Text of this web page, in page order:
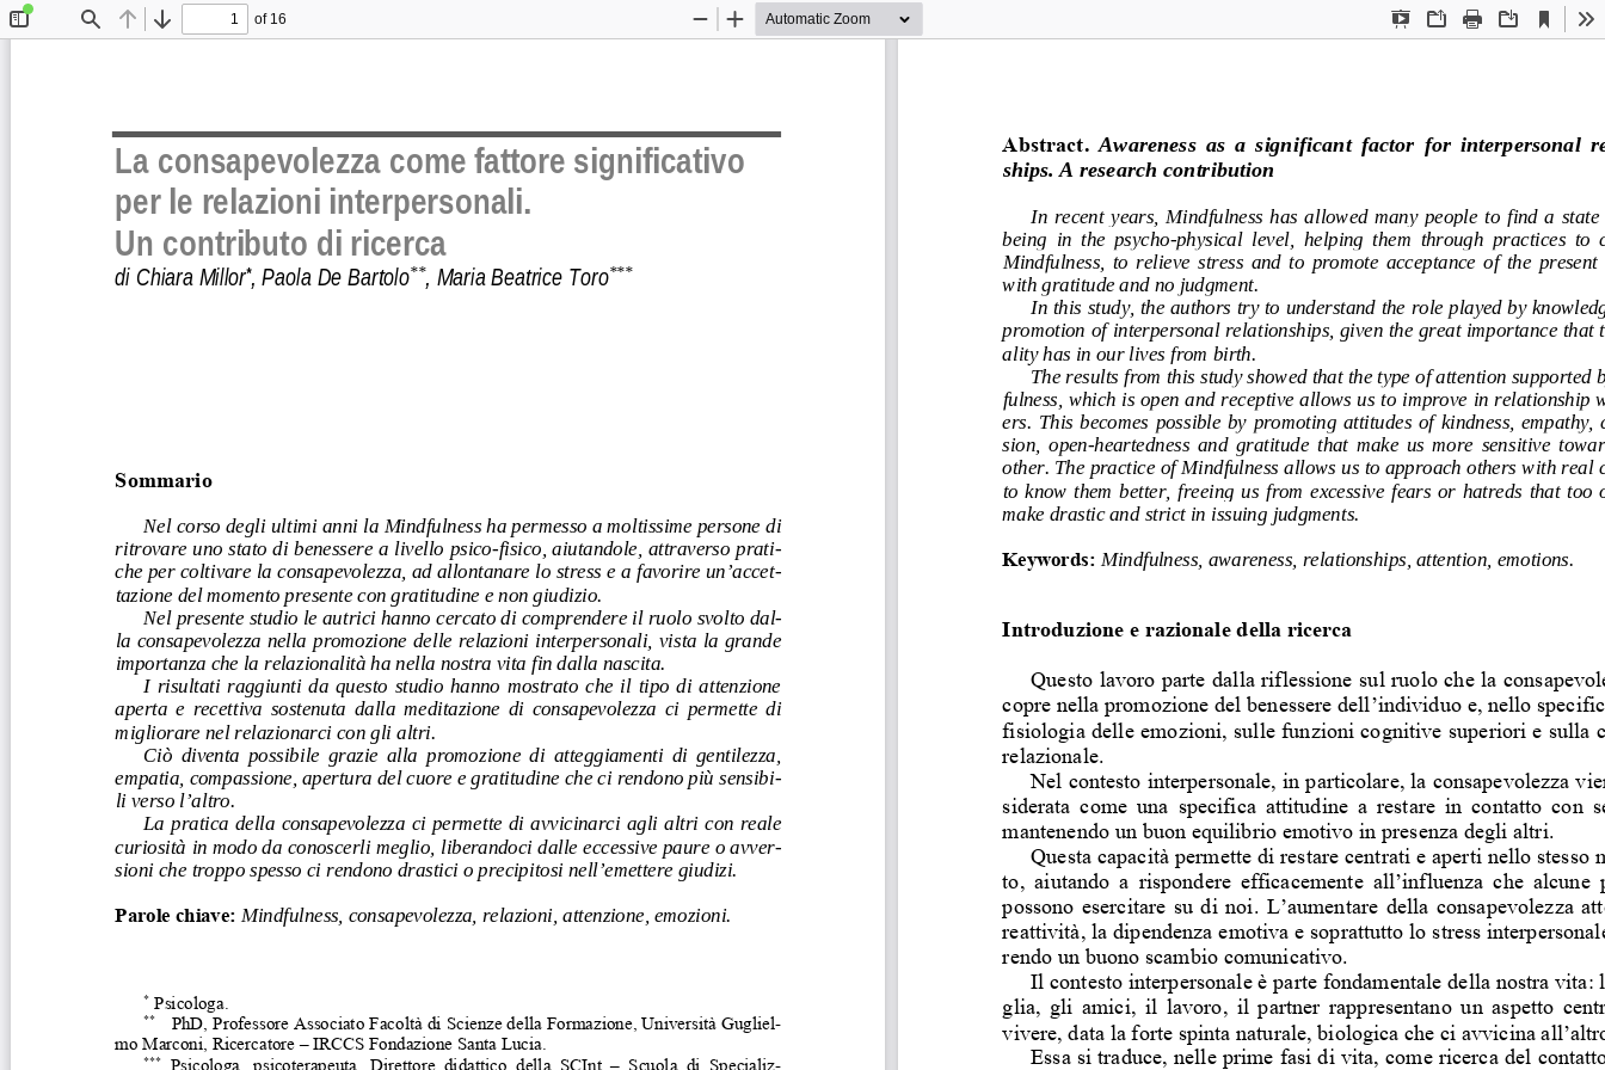
Find Previous
Next
of 16
Presentation
OpenPrint Download
Current
View
Zoom
Zoom
La consapevolezza come fattore significativo
per le relazioni interpersonali.
Un contributo di ricerca
di Chiara Millor*, Paola De Bartolo**, Maria Beatrice Toro***
Sommario
Nel corso degli ultimi anni la Mindfulness ha permesso a moltissime persone di
ritrovare uno stato di benessere a livello psico-fisico, aiutandole, attraverso prati-
che per coltivare la consapevolezza, ad allontanare lo stress e a favorire un’accet-
tazione del momento presente con gratitudine e non giudizio.
Nel presente studio le autrici hanno cercato di comprendere il ruolo svolto dal-
la consapevolezza nella promozione delle relazioni interpersonali, vista la grande
importanza che la relazionalità ha nella nostra vita fin dalla nascita.
I  risultati  raggiunti  da  questo  studio  hanno  mostrato  che  il  tipo  di  attenzione
aperta  e  recettiva  sostenuta  dalla  meditazione  di  consapevolezza  ci  permette  di
migliorare nel relazionarci con gli altri.
Ciò  diventa  possibile  grazie  alla  promozione  di  atteggiamenti  di  gentilezza,
empatia, compassione, apertura del cuore e gratitudine che ci rendono più sensibi-
li verso l’altro.
La  pratica  della  consapevolezza  ci  permette  di  avvicinarci  agli  altri  con  reale
curiosità in modo da conoscerli meglio, liberandoci dalle eccessive paure o avver-
sioni che troppo spesso ci rendono drastici o precipitosi nell’emettere giudizi.
Parole chiave: Mindfulness, consapevolezza, relazioni, attenzione, emozioni.
* Psicologa.
**
  PhD, Professore Associato Facoltà di Scienze della Formazione,
Università Gugliel-
mo Marconi, Ricercatore ‒ IRCCS Fondazione Santa Lucia.
***
  Psicologa,  psicoterapeuta,  Direttore  didattico  della  SCInt  ‒  S
cuola  di  Specializ-
Abstract. Awareness  as  a  significant  factor  for  interpersonal
ships. A research contribution
In  recent  years,  Mindfulness  has  allowed  many  people  to  find  a
being  in  the  psycho-physical  level,  helping  them  through  practices  to
Mindfulness,  to  relieve  stress  and  to  promote  acceptance  of  the
with gratitude and no judgment.
In this study, the authors try to understand the role played by
promotion of interpersonal relationships, given the great importance that
ality has in our lives from birth.
The results from this study showed that the type of attention supported
fulness, which is open and receptive allows us to improve in relationship
ers.  This  becomes  possible  by  promoting  attitudes  of  kindness,  empathy,
sion,  open-heartedness  and  gratitude  that  make  us  more  sensitive
other. The practice of Mindfulness allows us to approach others with
to  know  them  better,  freeing  us  from  excessive  fears  or  hatreds  that  too
make drastic and strict in issuing judgments.
Keywords: Mindfulness, awareness, relationships, attention, emotions.
Introduzione e razionale della ricerca
Questo lavoro parte dalla riflessione sul ruolo che la
copre nella promozione del benessere dell’individuo e, nello sp
fisiologia delle emozioni, sulle funzioni cognitive superiori e sulla
relazionale.
Nel contesto interpersonale, in particolare, la consapevolezza
siderata  come  una  specifica  attitudine  a  restare  in  contatto  con
mantenendo un buon equilibrio emotivo in presenza degli altri.
Questa capacità permette di restare centrati e aperti nello stesso
to,  aiutando  a  rispondere  efficacemente  all’influenza  che  alcune
possono esercitare su di noi. L’aumentare della consapevolezza
reattività, la dipendenza emotiva e soprattutto lo stress inter
rendo un buono scambio comunicativo.
Il contesto interpersonale è parte fondamentale della nostra vita:
glia, gli amici, il lavoro, il partner rappresentano un aspetto
vivere, data la forte spinta naturale, biologica che ci avvicina
Essa si traduce, nelle prime fasi di vita, come ricerca del con